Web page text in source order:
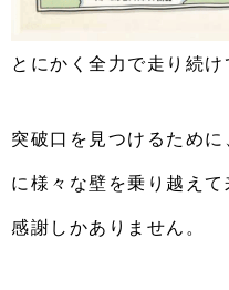
とにかく全力で走り続け
突破口を見つけるため
に様々な壁を乗り越え
感謝しかありません。